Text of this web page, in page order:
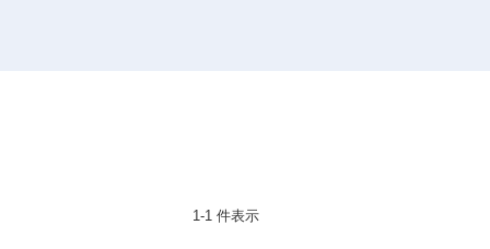
1-1 件表示